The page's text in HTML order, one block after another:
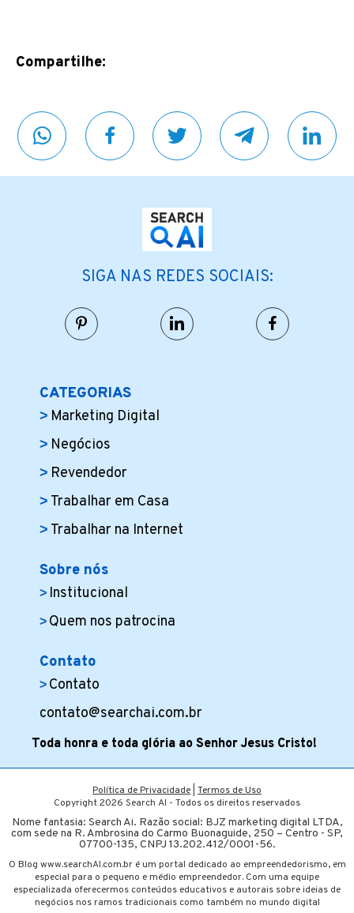
Compartilhe:
SIGA NAS REDES SOCIAIS:
CATEGORIAS
Marketing Digital
Negócios
Revendedor
Trabalhar em Casa
Trabalhar na Internet
Sobre nós
Institucional
Quem nos patrocina
Contato
Contato
contato@searchai.com.br
Toda honra e toda glória ao Senhor Jesus Cristo!
Política de Privacidade Termos de Uso
Copyright 2026 Search AI - Todos os direitos reservados
Nome fantasia: Search Ai. Razão social: BJZ marketing digital LTDA,
com sede na R. Ambrosina do Carmo Buonaguide, 250 – Centro - SP,
07700-135, CNPJ 13.202.412/0001-56.
O Blog www.searchAI.com.br é um portal dedicado ao empreendedorismo, em
especial para o pequeno e médio empreendedor. Com uma equipe
especializada oferecermos conteúdos educativos e autorais sobre ideias de
negócios nos ramos tradicionais como também no mundo digital